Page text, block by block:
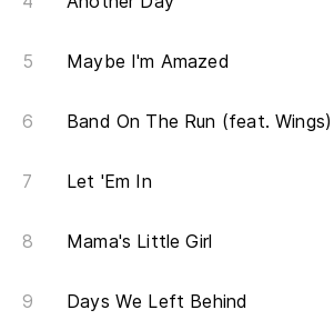
Maybe I'm Amazed
Band On The Run (feat. Wings)
Let 'Em In
Mama's Little Girl
Days We Left Behind